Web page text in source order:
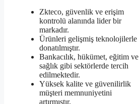
Zkteco, güvenlik ve erişim
kontrolü alanında lider bir
markadır.
Ürünleri gelişmiş teknolojilerle
donatılmıştır.
Bankacılık, hükümet, eğitim ve
sağlık gibi sektörlerde tercih
edilmektedir.
Yüksek kalite ve güvenilirlik
müşteri memnuniyetini
artırmıştır.